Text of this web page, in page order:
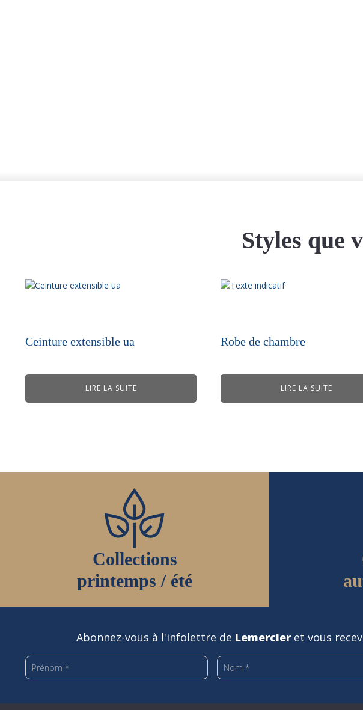
Styles que
Ceinture extensible ua
LIRE LA SUITE
Robe de chambre
LIRE LA SUITE
Collections
printemps / été
Abonnez-vous à l'infolettre de Lemercieret vous